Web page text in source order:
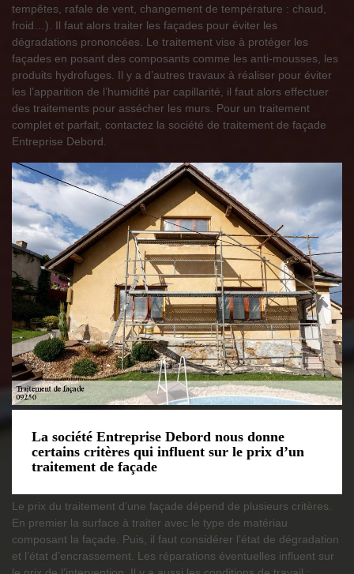
tempêtes, rafale de vent, changement de température : chaud,
froid…). Il faut alors traiter les façades pour éviter les
dégradations prononcées. Le traitement vise à protéger les
façades en posant des composants comme les anti-mousses, les
produits hydrofuges. Il y a d’autres travaux à réaliser pour éviter
les l’apparition de l’humidité par capillarité, il faut alors effectuer
des traitements pour assécher les murs. Pour un traitement
complet et parfait, contactez la société de traitement de façade
Entreprise Debord.
La société Entreprise Debord nous donne
certains critères qui influent sur le prix d’un
traitement de façade
Le prix du traitement d’une façade dépend de plusieurs critères.
En premier la surface à traiter avec le type de matériau
composant la façade. Puis, il faut considérer l’état de dégradation
et l’état d’encrassement. Les réparations éventuelles influent sur